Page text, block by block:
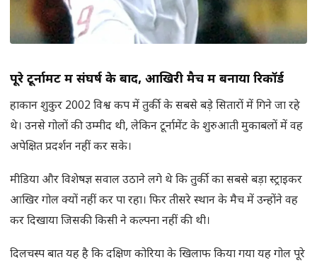
पूरे टूर्नामेंट में संघर्ष के बाद, आखिरी मैच में बनाया रिकॉर्ड
हाकान शुकुर 2002 विश्व कप में तुर्की के सबसे बड़े सितारों में गिने जा रहे
थे। उनसे गोलों की उम्मीद थी, लेकिन टूर्नामेंट के शुरुआती मुकाबलों में वह
अपेक्षित प्रदर्शन नहीं कर सके।
मीडिया और विशेषज्ञ सवाल उठाने लगे थे कि तुर्की का सबसे बड़ा स्ट्राइकर
आखिर गोल क्यों नहीं कर पा रहा। फिर तीसरे स्थान के मैच में उन्होंने वह
कर दिखाया जिसकी किसी ने कल्पना नहीं की थी।
दिलचस्प बात यह है कि दक्षिण कोरिया के खिलाफ किया गया यह गोल पूरे